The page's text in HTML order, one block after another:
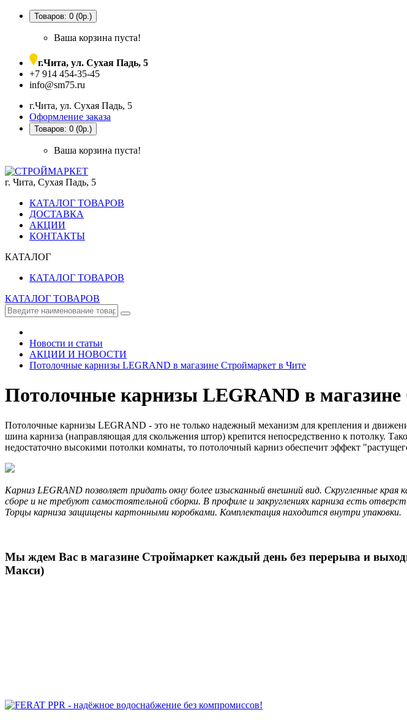
Товаров: 0 (0р.)
Ваша корзина пуста!
г.Чита, ул. Сухая Падь, 5
+7 914 454-35-45
info@sm75.ru
г.Чита, ул. Сухая Падь, 5
Оформление заказа
Товаров: 0 (0р.)
Ваша корзина пуста!
г. Чита, Сухая Падь, 5
КАТАЛОГ ТОВАРОВ
ДОСТАВКА
АКЦИИ
КОНТАКТЫ
КАТАЛОГ
КАТАЛОГ ТОВАРОВ
КАТАЛОГ ТОВАРОВ
Новости и статьи
АКЦИИ И НОВОСТИ
Потолочные карнизы LEGRAND в магазине Строймаркет в Чите
Потолочные карнизы LEGRAND в
Потолочные карнизы LEGRAND - это не только надежный механизм для крепления и
шина карниза (направляющая для скольжения штор) крепится непосредственно к потолку.
недостаточно высокими потолки комнаты, то потолочный карниз обеспечит эффект
Карниз LEGRAND позволяет придать окну более изысканный внешний вид. Скругленные
сборе и не требуют самостоятельной сборки. В профиле и закруглениях карниза есть
Торцы карниза защищены картонными коробками. Комплектация находится внутри упаковки.
Мы ждем Вас в магазине Строймаркет каждый день без перерыва и
Макси)